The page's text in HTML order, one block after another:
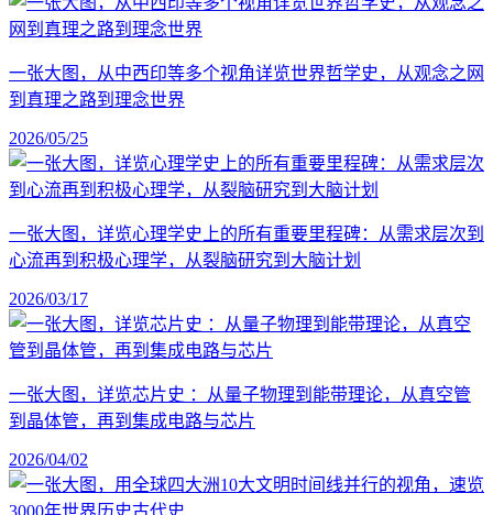
一张大图，从中西印等多个视角详览世界哲学史，从观念之网
到真理之路到理念世界
2026/05/25
一张大图，详览心理学史上的所有重要里程碑：从需求层次到
心流再到积极心理学，从裂脑研究到大脑计划
2026/03/17
一张大图，详览芯片史 ：从量子物理到能带理论，从真空管
到晶体管，再到集成电路与芯片
2026/04/02